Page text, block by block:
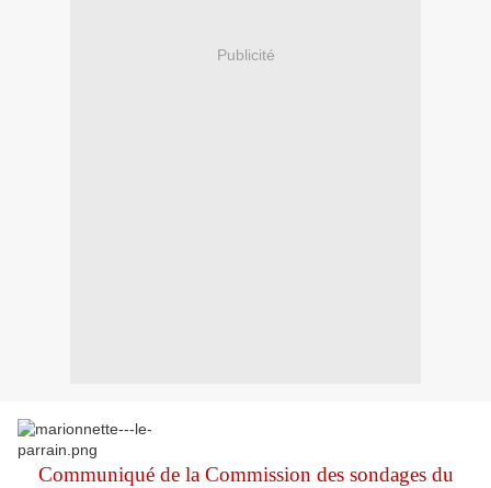
Publicité
Communiqué de la Commission des sondages du